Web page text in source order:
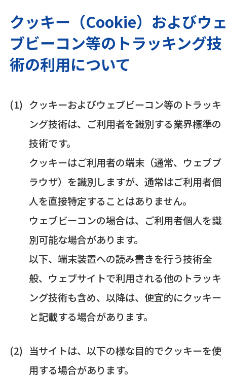
クッキー（Cookie）およびウ
ブビーコン等のトラッキング技
術の利用について
クッキーおよびウェブビーコン等のトラッキ
ング技術は、ご利用者を識別する業界標準の
技術です。
クッキーはご利用者の端末（通常、ウェブブ
ラウザ）を識別しますが、通常はご利用者個
人を直接特定することはありません。
ウェブビーコンの場合は、ご利用者個人を識
別可能な場合があります。
以下、端末装置への読み書きを行う技術全
般、ウェブサイトで利用される他のトラッキ
ング技術も含め、以降は、便宜的にクッキー
と記載する場合があります。
当サイトは、以下の様な目的でクッキーを使
用する場合があります。